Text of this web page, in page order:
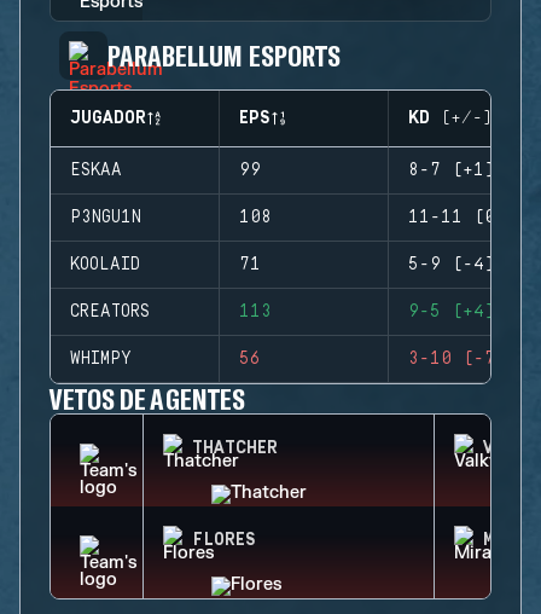
PARABELLUM ESPORTS
JUGADOR EPS KD (+/-)
ESKAA 99 8-7 (+1)
P3NGU1N 108 11-11 (0)
KOOLAID 71 5-9 (-4)
CREATORS 113 9-5 (+4)
WHIMPY 56 3-10 (-7)
VETOS DE AGENTES
THATCHER
FLORES MIRA